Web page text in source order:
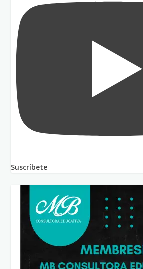
Suscríbete